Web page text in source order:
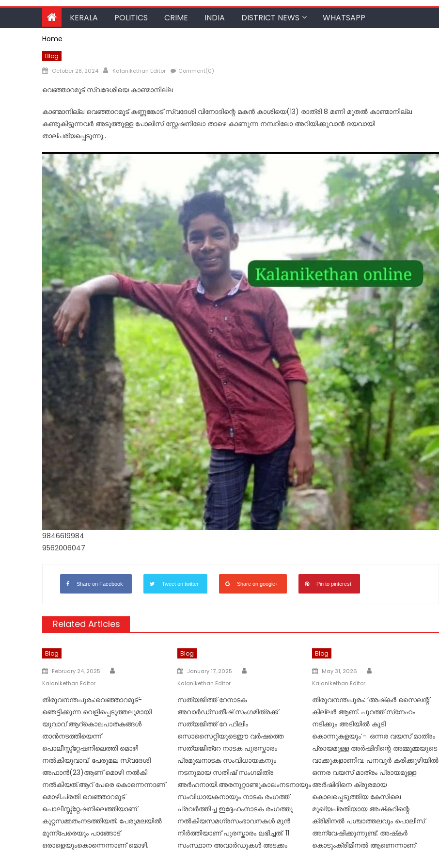
KERALA POLITICS CRIME INDIA DISTRICT NEWS WHATSAPP
Home
Blog
Posted
October 28, 2024 Author
Kalanikethan Editor Comment(0)
വെഞ്ഞാറമൂട് സ്വദേശിയെ കാണ്മാനില്ല
കാണ്മാനില്ല വെഞ്ഞാറമൂട് കണ്ണങ്കോട് സ്വദേശി വിനോദിന്റെ മകൻ കാശിയെ(13) രാത്രി 8 മണി മുതൽ കാണ്മാനില്ല
കണ്ടുകിട്ടുന്നവർ അടുത്തുള്ള പോലീസ് സ്റ്റേഷനിലോ താഴെ കാണുന്ന നമ്പറിലോ അറിയിക്കുവാൻ ദയവായി
താല്പര്യപ്പെടുന്നു..
9846619984
9562006047
Share on Facebook Tweet on twitter Share on google+ Pin to pinterest
Related Articles
Blog
Posted
on
February 24, 2025
Kalanikethan Editor
തിരുവനന്തപുരം:വെഞ്ഞാറമൂട്-
ഞെട്ടിക്കുന്ന വെളിപ്പെടുത്തലുമായി
യുവാവ് ആറ്കൊലപാതകങ്ങൾ
താൻനടത്തിയെന്ന്
പൊലീസ്സ്റ്റേഷനിലെത്തി മൊഴി
നൽകിയുവാവ്. പേരുമല സ്വദേശി
അഫാൻ(23)ആണ് മൊഴി നൽകി
നൽകിയത്.ആറ് പേരെ കൊന്നെന്നാണ്
മൊഴി.പ്രതി വെഞ്ഞാറമൂട്
പൊലീസ്സ്റ്റേഷനിലെത്തിയാണ്
കുറ്റസമ്മതംനടത്തിയത്. പേരുമലയിൽ
മൂന്ന്പേരെയും പാങ്ങോട്
ഒരാളെയുംകൊന്നെന്നാണ് മൊഴി.
Blog
Posted
on
January 17, 2025
Kalanikethan Editor
സത്യജിത്ത് റേനാടക
അവാർഡ്സതീഷ് സംഗമിത്രക്ക്
സത്യജിത്ത് റേ ഫിലിം
സൊസൈറ്റിയുടെഈ വർഷത്തെ
സത്യജിത്റേ നാടക പുരസ്കാരം
പ്രമുഖനാടക സംവിധായകനും
നടനുമായ സതീഷ് സംഗമിത്ര
അർഹനായി.അരനൂറ്റാണ്ടുകാലംനടനായും
സംവിധായകനായും നാടക രംഗത്ത്
പ്രവർത്തിച്ച ഇദ്ദേഹംനാടക രംഗത്തു
നൽകിയസമഗ്രസംഭാവനകൾ മുൻ
നിർത്തിയാണ് പുരസ്കാരം ലഭിച്ചത്. 11
സംസ്ഥാന അവാർഡുകൾ അടക്കം
Blog
Posted
on
May 31, 2026
Kalanikethan Editor
തിരുവനന്തപുരം: ‘അഷ്‌കര്‍ സൈലന്റ്
കില്ലര്‍ ആണ്. പുറത്ത് സ്‌നേഹം
നടിക്കും അടിയില്‍ കൂടി
കൊന്നുകളയും’-. ഒന്നര വയസ് മാത്രം
പ്രായമുള്ള അര്‍ഷിദിന്റെ അമ്മൂമ്മയുടെ
വാക്കുകളാണിവ. പനവൂര്‍ കരിക്കുഴിയില്‍
ഒന്നര വയസ് മാത്രം പ്രായമുള്ള
അര്‍ഷിദിനെ ക്രൂരമായ
കൊലപ്പെടുത്തിയ കേസിലെ
മുഖ്യപ്രതിയായ അഷ്‌കറിന്റെ
ക്രിമിനല്‍ പശ്ചാത്തലവും പൊലീസ്
അന്വേഷിക്കുന്നുണ്ട്. അഷ്‌കര്‍
കൊടുംക്രിമിനല്‍ ആണെന്നാണ്